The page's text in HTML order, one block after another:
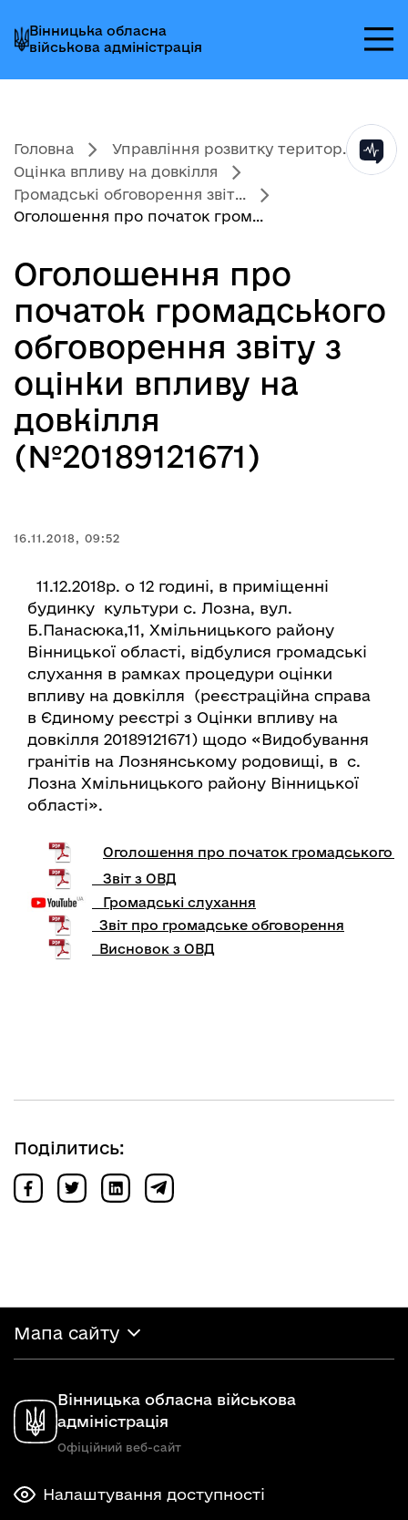
до
головного
меню
до
головного
вмісту
до
головного
колонтитула
Вінницька обласна
військова адміністрація
Головна
Управління розвитку територ...
Оцінка впливу на довкілля
Громадські обговорення звіт...
Оголошення про початок гром...
Оголошення про
початок громадського
обговорення звіту з
оцінки впливу на
довкілля
(№20189121671)
16.11.2018, 09:52
11.12.2018р. о 12 годині, в приміщенні
будинку культури с. Лозна, вул.
Б.Панасюка,11, Хмільницького району
Вінницької області, відбулися громадські
слухання в рамках процедури оцінки
впливу на довкілля (реєстраційна справа
в Єдиному реєстрі з Оцінки впливу на
довкілля 20189121671) щодо «Видобування
гранітів на Лознянському родовищі, в с.
Лозна Хмільницького району Вінницької
області».
Оголошення про початок громадського
Звіт з ОВД
Громадські слухання
Звіт про громадське обговорення
Висновок з ОВД
Поділитись:
Мапа сайту
Вінницька обласна військова
адміністрація
Офіційний веб-сайт
Налаштування доступності